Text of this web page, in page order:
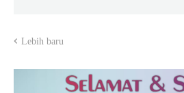
Lebih baru